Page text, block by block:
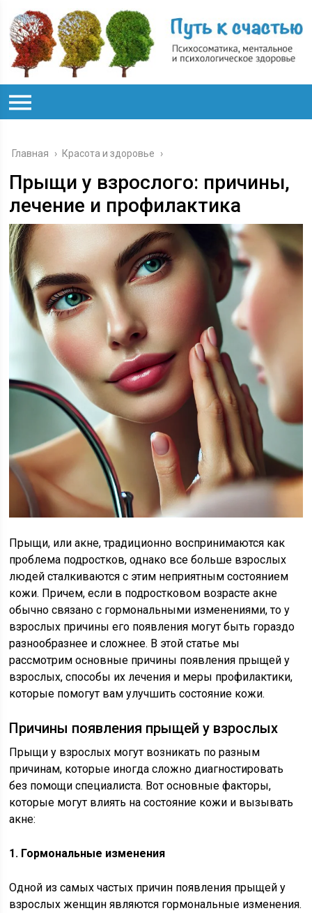
Главная › Красота и здоровье ›
Прыщи у взрослого: причины,
лечение и профилактика
Прыщи, или акне, традиционно воспринимаются как
проблема подростков, однако все больше взрослых
людей сталкиваются с этим неприятным состоянием
кожи. Причем, если в подростковом возрасте акне
обычно связано с гормональными изменениями, то у
взрослых причины его появления могут быть гораздо
разнообразнее и сложнее. В этой статье мы
рассмотрим основные причины появления прыщей у
взрослых, способы их лечения и меры профилактики,
которые помогут вам улучшить состояние кожи.
Причины появления прыщей у взрослых
Прыщи у взрослых могут возникать по разным
причинам, которые иногда сложно диагностировать
без помощи специалиста. Вот основные факторы,
которые могут влиять на состояние кожи и вызывать
акне:
1. Гормональные изменения
Одной из самых частых причин появления прыщей у
взрослых женщин являются гормональные изменения.